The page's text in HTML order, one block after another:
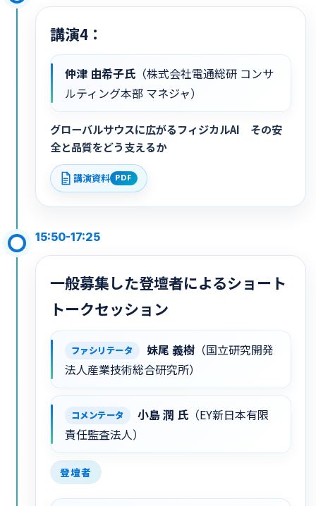
講演4：
仲津 由希子氏 （株式会社電通総研 コンサ
ルティング本部 マネジャ）
グローバルサウスに広がるフィジカルAI その安
全と品質をどう支えるか
講演資料 PDF
15:50-17:25
一般募集した登壇者によるショート
トークセッション
ファシリテータ 妹尾 義樹（国立研究開発
法人産業技術総合研究所）
コメンテータ 小島 潤 氏 （EY新日本有限
責任監査法人）
登壇者